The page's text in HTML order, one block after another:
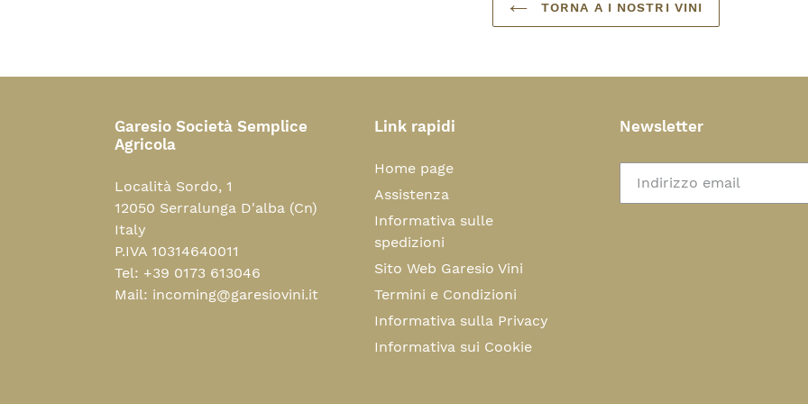
TORNA A I NOSTRI VINI
Garesio Società Semplice
Agricola
Località Sordo, 1
12050 Serralunga D'alba (Cn)
Italy
P.IVA 10314640011
Tel: +39 0173 613046
Mail: incoming@garesiovini.it
Link rapidi
Home page
Assistenza
Informativa sulle
spedizioni
Sito Web Garesio Vini
Termini e Condizioni
Informativa sulla Privacy
Informativa sui Cookie
Newsletter